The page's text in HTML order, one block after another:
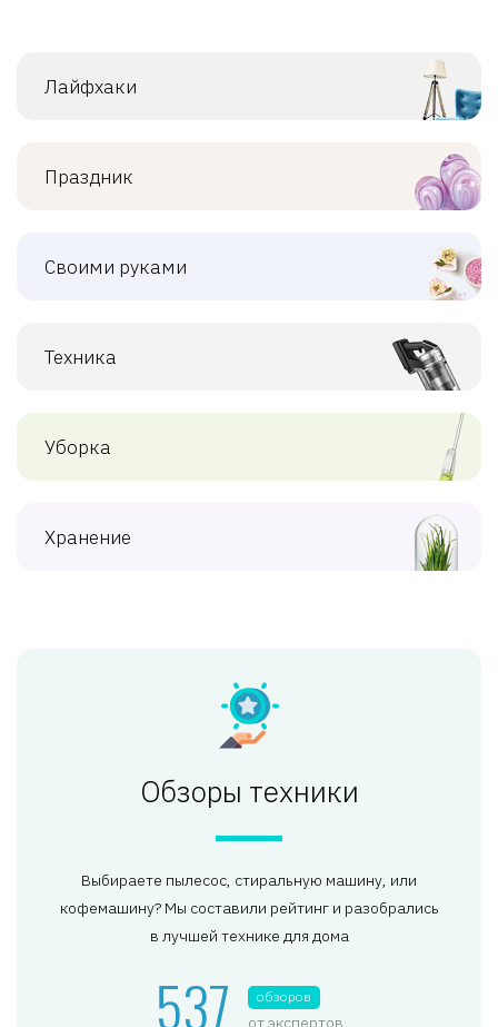
Лайфхаки
Праздник
Своими руками
Техника
Уборка
Хранение
Обзоры техники
Выбираете пылесос, стиральную машину, или
кофемашину? Мы составили рейтинг и разобрались
в лучшей технике для дома
537 обзоров
от экспертов